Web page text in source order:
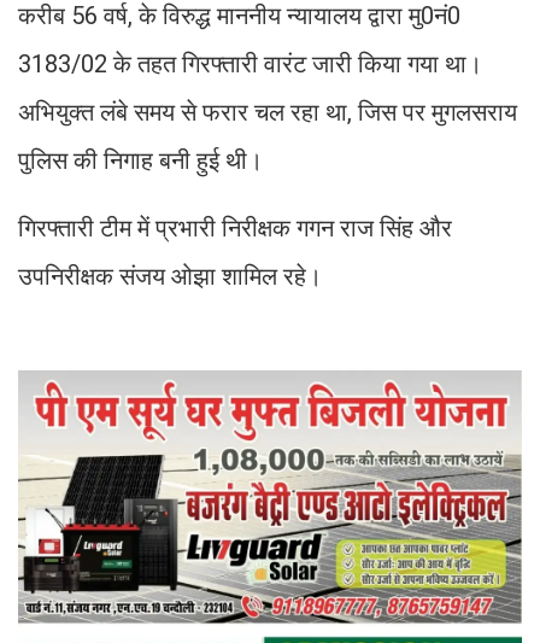
करीब 56 वर्ष, के विरुद्ध माननीय न्यायालय द्वारा मु0नं0
3183/02 के तहत गिरफ्तारी वारंट जारी किया गया था।
अभियुक्त लंबे समय से फरार चल रहा था, जिस पर मुगलसराय
पुलिस की निगाह बनी हुई थी।
गिरफ्तारी टीम में प्रभारी निरीक्षक गगन राज सिंह और
उपनिरीक्षक संजय ओझा शामिल रहे।